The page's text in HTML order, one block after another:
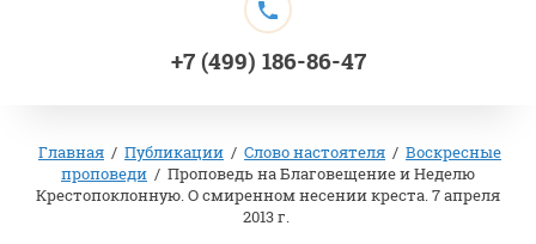
+7 (499) 186-86-47
Главная / Публикации / Слово настоятеля / Воскресные
проповеди / Проповедь на Благовещение и Неделю
Крестопоклонную. О смиренном несении креста. 7 апреля
2013 г.